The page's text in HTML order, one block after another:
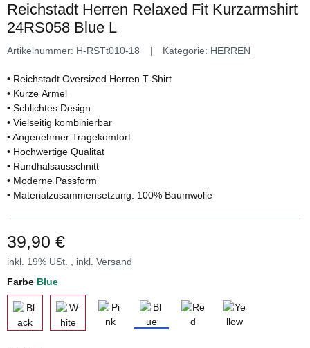
Reichstadt Herren Relaxed Fit Kurzarmshirt
24RS058 Blue L
Artikelnummer: H-RSTt010-18 Kategorie: HERREN
• Reichstadt Oversized Herren T-Shirt
• Kurze Ärmel
• Schlichtes Design
• Vielseitig kombinierbar
• Angenehmer Tragekomfort
• Hochwertige Qualität
• Rundhalsausschnitt
• Moderne Passform
• Materialzusammensetzung: 100% Baumwolle
39,90 €
inkl. 19% USt. , inkl. Versand
Farbe Blue